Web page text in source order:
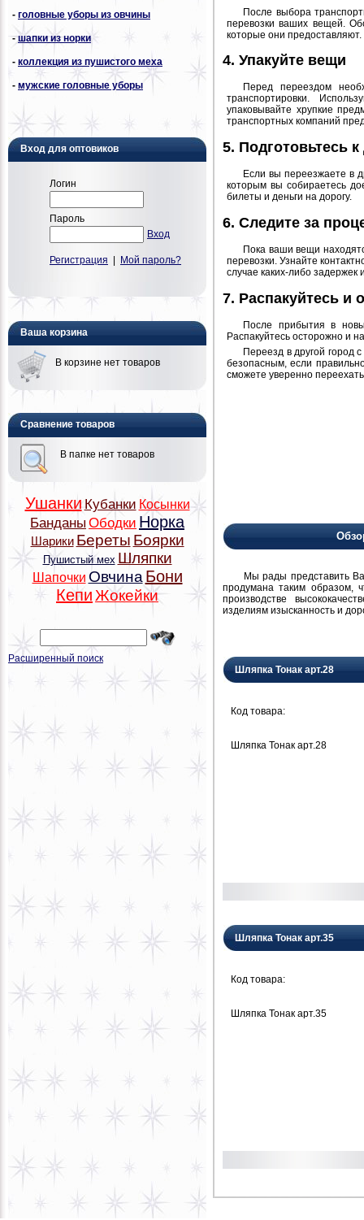
- головные уборы из овчины
-шапки из норки
- коллекция из пушистого меха
- мужские головные уборы
Вход для оптовиков
Логин
Пароль
Вход
Регистрация Мой пароль?
Ваша корзина
В корзине нет товаров
Сравнение товаров
В папке нет товаров
Ушанки Кубанки Косынки
Банданы Ободки Норка
Шарики Береты Боярки
Пушистый мех Шляпки
Шапочки Овчина Бони
Кепи Жокейки
Расширенный поиск
После выбора
перевозки ваших вещей.
которые они предоставляют.
4. Упакуйте вещи
Перед переездом
транспортировки.
упаковывайте хрупкие
транспортных компаний
5. Подготовьтесь
Если вы переезжаете в
которым вы собираетесь
билеты и деньги на дорогу.
6. Следите за
Пока ваши вещи
перевозки. Узнайте
случае каких-либо
7. Распакуйтесь и
После прибытия в
Распакуйтесь осторожно и
Переезд в другой город
безопасным, если
сможете уверенно
Мы рады представить Вам
продумана таким образом,
производстве
изделиям изысканность и
Шляпка Тонак арт.28
Код товара:
Шляпка Тонак арт.28
Шляпка Тонак арт.35
Код товара:
Шляпка Тонак арт.35